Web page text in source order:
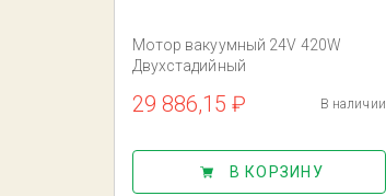
Мотор вакуумный 24V 420W
Двухстадийный
29 886,15 ₽ В наличии
В КОРЗИНУ